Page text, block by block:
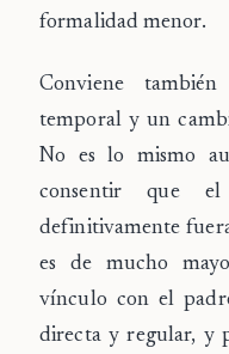
formalidad menor.
Conviene
temporal y un
No es lo mismo
consentir que
definitivamente
es de mucho
vínculo con el
directa y regular, y